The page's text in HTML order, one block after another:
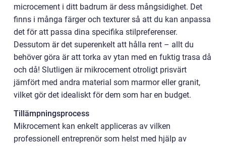
microcement i ditt badrum är dess mångsidighet. Det
finns i många färger och texturer så att du kan anpassa
det för att passa dina specifika stilpreferenser.
Dessutom är det superenkelt att hålla rent – allt du
behöver göra är att torka av ytan med en fuktig trasa då
och då! Slutligen är mikrocement otroligt prisvärt
jämfört med andra material som marmor eller granit,
vilket gör det idealiskt för dem som har en budget.
Tillämpningsprocess
Mikrocement kan enkelt appliceras av vilken
professionell entreprenör som helst med hjälp av